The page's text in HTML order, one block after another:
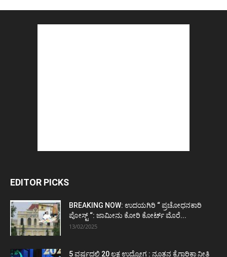
EDITOR PICKS
BREAKING NOW: ಉದಯಗಿರಿ “ ಪ್ರಚೋಧನಕಾರಿ
ಪೋಸ್ಟ್‌ “: ಜಾಮೀನು ಕೋರಿ ಕೋರ್ಟ್‌ ಮೊರೆ...
13/02/2025
5 ವರ್ಷದಲ್ಲಿ 20 ಲಕ್ಷ ಉದ್ಯೋಗ : ನೂತನ ಕೈಗಾರಿಕಾ ನೀತಿ